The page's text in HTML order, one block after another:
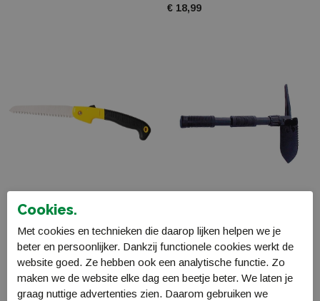
€ 18,99
campking Opvouwbare
Camping handzaag
6621000
€ 11,99
campking Mini
campingschep met etui
4504400
€ 11,99
Cookies.
Met cookies en technieken die daarop lijken helpen we je
beter en persoonlijker. Dankzij functionele cookies werkt de
website goed. Ze hebben ook een analytische functie. Zo
maken we de website elke dag een beetje beter. We laten je
graag nuttige advertenties zien. Daarom gebruiken we